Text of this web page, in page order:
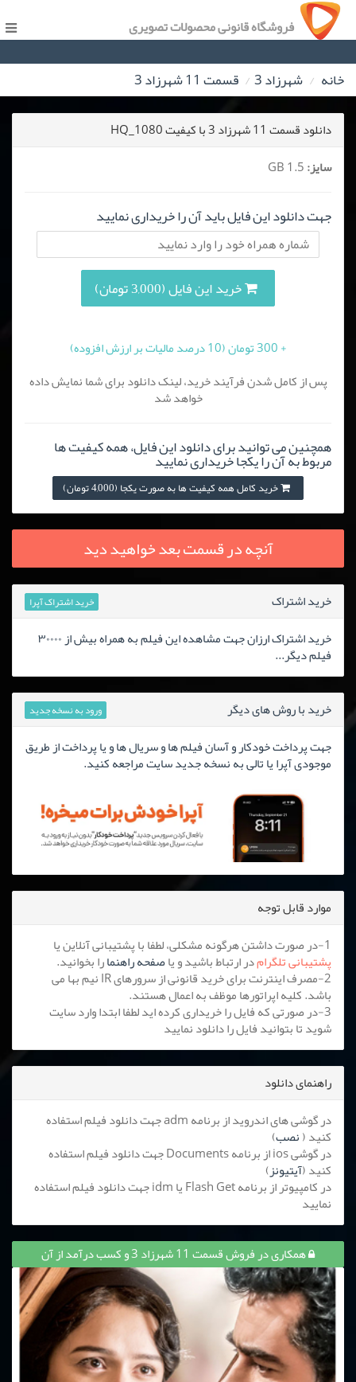
فروشگاه قانونی محصولات تصویری
خانه شهرزاد 3 قسمت 11 شهرزاد 3
دانلود قسمت 11 شهرزاد 3 با کیفیت HQ_1080
سایز:
جهت دانلود این فایل باید آن را خریداری نمایید
خرید این فایل (3,000 تومان)
+ 300 تومان (10 درصد مالیات بر ارزش افزوده)
پس از کامل شدن فرآیند خرید، لینک دانلود برای شما نمایش داده
خواهد شد
همچنین می توانید برای دانلود این فایل، همه کیفیت ها
مربوط به آن را یکجا خریداری نمایید
خرید کامل همه کیفیت ها به صورت یکجا (4,000 تومان)
آنچه در قسمت بعد خواهید دید
خرید اشتراک خرید اشتراک آپرا
خرید اشتراک ارزان جهت مشاهده این فیلم به همراه بیش از ۳۰۰۰۰
فیلم دیگر...
خرید با روش های دیگر ورود به نسخه جدید
جهت پرداخت خودکار و آسان فیلم ها و سریال ها و یا پرداخت از طریق
موجودی آپرا یا تالی به نسخه جدید سایت مراجعه کنید.
موارد قابل توجه
1-در صورت داشتن هرگونه مشکلی، لطفا با پشتیبانی آنلاین یا
پشتیبانی تلگرامدر ارتباط باشید و یاصفحه راهنمارا بخوانید.
2-مصرف اینترنت برای خرید قانونی از سرورهای IR نیم بها می
باشد. کلیه اپراتورها موظف به اعمال هستند.
3-در صورتی که فایل را خریداری کرده اید لطفا ابتدا وارد سایت
شوید تا بتوانید فایل را دانلود نمایید
راهنمای دانلود
در گوشی های اندروید از برنامه adm جهت دانلود فیلم استفاده
کنید (نصب)
در گوشی ios از برنامه Documents جهت دانلود فیلم استفاده
کنید (آیتیونز)
در کامپیوتر از برنامه Flash Get یا idm جهت دانلود فیلم استفاده
نمایید
همکاری در فروش قسمت 11 شهرزاد 3 و کسب درآمد از آن